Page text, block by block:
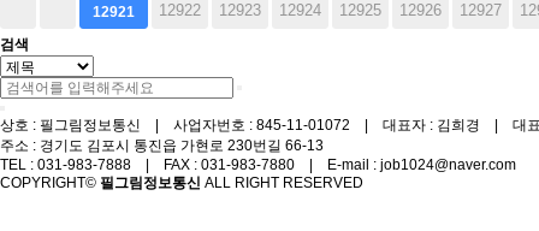
12921 12922 12923 12924 12925 12926 12927
다음 맨끝
검색
상호 : 필그림정보통신 | 사업자번호 : 845-11-01072 | 대표자 : 김희경 | 대표
주소 : 경기도 김포시 통진읍 가현로 230번길 66-13
TEL : 031-983-7888 | FAX : 031-983-7880 | E-mail : job1024@naver.com
COPYRIGHT© 필그림정보통신 ALL RIGHT RESERVED